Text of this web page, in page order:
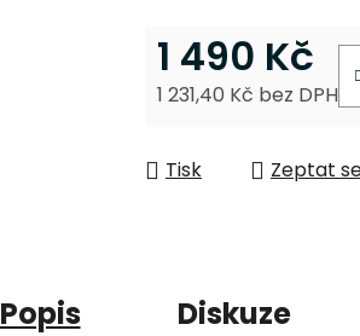
1 490 Kč
1 231,40 Kč bez DPH
Tisk Zeptat
Popis Diskuze